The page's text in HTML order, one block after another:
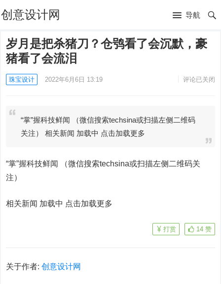
创意设计网 导航
岁月是把杀猪刀？仓鸮看了会沉默，豪
猪看了会流泪
珠宝设计 2022年6月6日 13:19 评论已关闭
“掌”握科技鲜闻 （微信搜索techsina或扫描左侧二维码
关注） 相关新闻 加载中 点击加载更多
“掌”握科技鲜闻 （微信搜索techsina或扫描左侧二维码关
注）
相关新闻 加载中 点击加载更多
14 赞
打赏
关于作者:创意设计网